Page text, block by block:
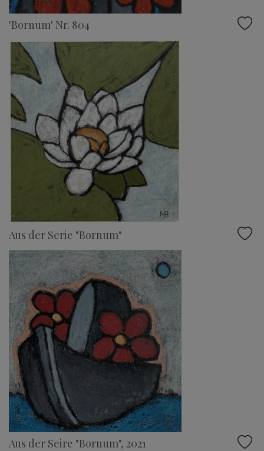
'Bornum' Nr. 804
Aus der Serie "Bornum"
Aus der Seire "Bornum", 2021